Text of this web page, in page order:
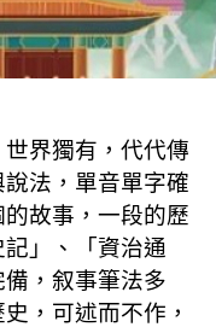
界獨有，代代傳
法，單音單字確
故事，一段的歷
」、「資治通
，叙事筆法多
，可述而不作，